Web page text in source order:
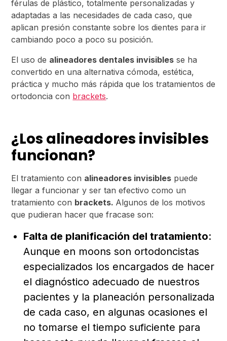
férulas de plástico, totalmente personalizadas y
adaptadas a las necesidades de cada caso, que
aplican presión constante sobre los dientes para ir
cambiando poco a poco su posición.
El uso de alineadores dentales invisibles se ha
convertido en una alternativa cómoda, estética,
práctica y mucho más rápida que los tratamientos de
ortodoncia con brackets.
¿Los alineadores invisibles
funcionan?
El tratamiento con alineadores invisibles puede
llegar a funcionar y ser tan efectivo como un
tratamiento con brackets. Algunos de los motivos
que pudieran hacer que fracase son:
Falta de planificación del tratamiento:
Aunque en moons son ortodoncistas
especializados los encargados de hacer
el diagnóstico adecuado de nuestros
pacientes y la planeación personalizada
de cada caso, en algunas ocasiones el
no tomarse el tiempo suficiente para